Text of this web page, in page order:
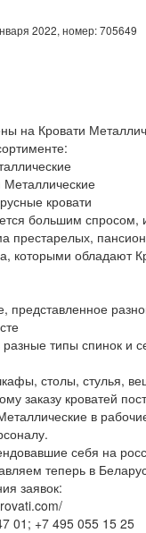
2022, номер: 705649
на Кровати
Металлические
кровати
большим
престарелых,
которыми обладают
представленное
типы спинок и
столы, стулья,
заказу кроватей
в
себя на
теперь в
заявок:
01; +7 495 055 15 25